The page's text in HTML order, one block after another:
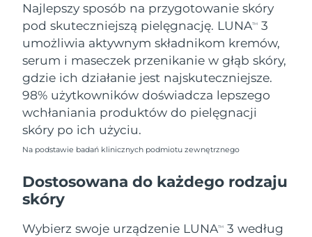
Najlepszy sposób na przygotowanie skóry
pod skuteczniejszą pielęgnację. LUNATM
3
umożliwia aktywnym składnikom kremów,
serum i maseczek przenikanie w głąb skóry,
gdzie ich działanie jest najskuteczniejsze.
98% użytkowników doświadcza lepszego
wchłaniania produktów do pielęgnacji
skóry po ich użyciu.
Na podstawie badań klinicznych podmiotu zewnętrznego
Dostosowana do każdego rodzaju
skóry
Wybierz swoje urządzenie LUNATM
3 według
Wietnam
Oczekiwany czas dostawy
8/15/26